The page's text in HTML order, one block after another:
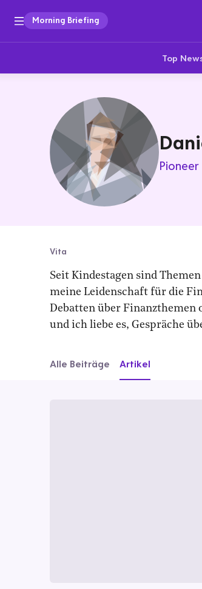
Morning Briefing
Top
Vita
Seit Kindestagen sind
meine Leidenschaft für die
Debatten über Finanzthemen
und ich liebe es, Gespräche
Alle Beiträge Artikel